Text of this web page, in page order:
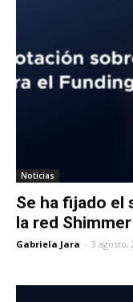
Noticias
Se ha fijado el
la red Shimmer
Gabriela Jara - 3 agosto,